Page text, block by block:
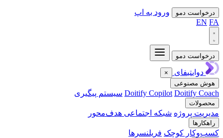
دمو ورود به اپ
دمو
×
Doitify Copilot سیستم پیگیری
شبکه اجتماعی هدف‌محور
کوچک فریلنسرها